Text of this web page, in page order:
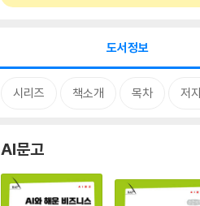
도서정보
시리즈 책소개 목차 저
AI문고